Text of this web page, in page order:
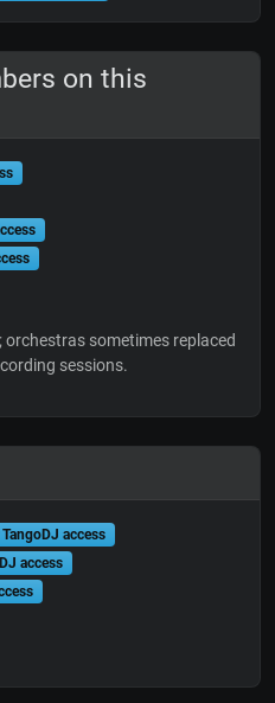
on this
sometimes replaced
sessions.
access
access